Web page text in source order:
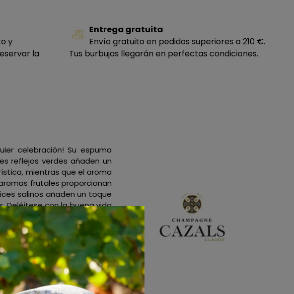
y
la
Entrega gratuita
Envío gratuito en pedidos superiores a 210 €.
Tus burbujas llegarán en perfectas condiciones.
celebración! Su espuma
reflejos verdes añaden un
mientras que el aroma
frutales proporcionan
salinos añaden un toque
Deléitese con la buena vida
sabor fresco y refrescante
champán es definitivamente
complacerá incluso a los